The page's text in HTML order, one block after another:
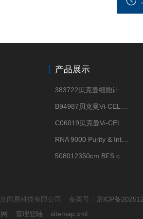
产品展示
闻易科技有限公司 备案号： 京ICP备
管理登陆 sitemap.xml